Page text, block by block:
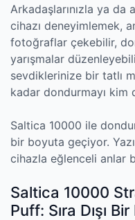
Arkadaşlarınızla ya
cihazı deneyimlemek,
fotoğraflar çekebilir,
yarışmalar
sevdiklerinize bir tatlı
kadar dondurmayı kim
Saltica 10000 ile
bir boyuta geçiyor.
cihazla eğlenceli anlar
Saltica 10000
Puff: Sıra Dışı